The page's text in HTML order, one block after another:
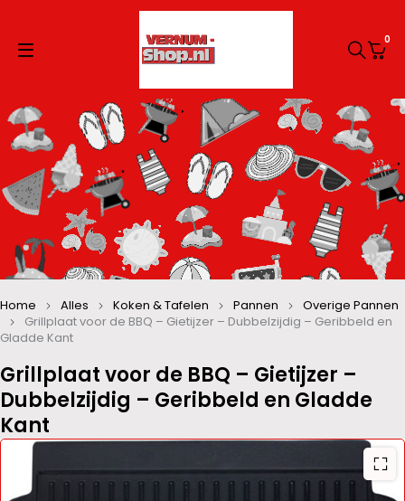
0
Grillplaat voor de BBQ – Gietijzer –
Dubbelzijdig – Geribbeld en Gladde
Kant
Home Alles Koken & Tafelen Pannen
Overige Pannen
Grillplaat voor de BBQ – Gietijzer – Dubbelzijdig – Geribbeld en
Gladde Kant